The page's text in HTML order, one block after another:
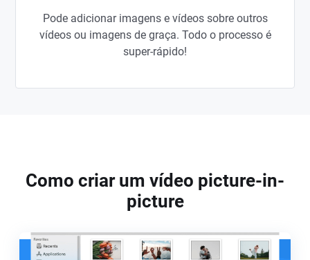
Pode adicionar imagens e vídeos sobre outros
vídeos ou imagens de graça. Todo o processo é
super-rápido!
Como criar um vídeo picture-in-
picture